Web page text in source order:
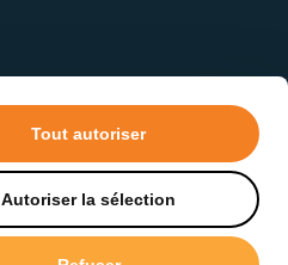
Tout autoriser
Autoriser la sélection